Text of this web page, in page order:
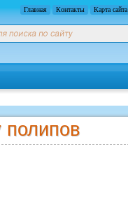
Главная Контакты Карта сайта